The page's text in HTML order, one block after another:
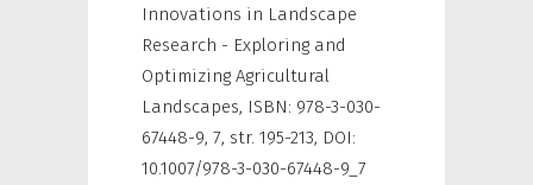
Innovations in Landscape
Research - Exploring and
Optimizing Agricultural
Landscapes, ISBN: 978-3-030-
67448-9, 7, str. 195-213, DOI:
10.1007/978-3-030-67448-9_7